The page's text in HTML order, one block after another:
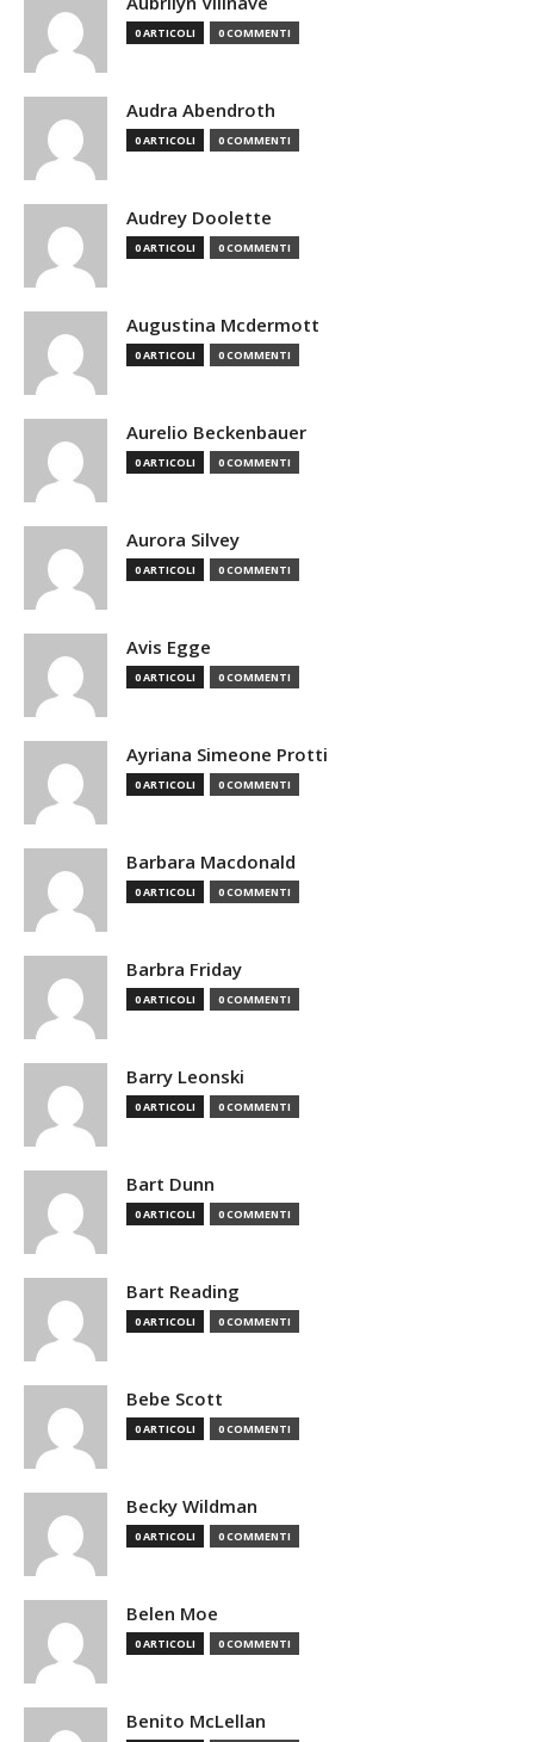
0 ARTICOLI 0 COMMENTI
Audra Abendroth
0 ARTICOLI 0 COMMENTI
Audrey Doolette
0 ARTICOLI 0 COMMENTI
Augustina Mcdermott
0 ARTICOLI 0 COMMENTI
Aurelio Beckenbauer
0 ARTICOLI 0 COMMENTI
Aurora Silvey
0 ARTICOLI 0 COMMENTI
Avis Egge
0 ARTICOLI 0 COMMENTI
Ayriana Simeone Protti
0 ARTICOLI 0 COMMENTI
Barbara Macdonald
0 ARTICOLI 0 COMMENTI
Barbra Friday
0 ARTICOLI 0 COMMENTI
Barry Leonski
0 ARTICOLI 0 COMMENTI
Bart Dunn
0 ARTICOLI 0 COMMENTI
Bart Reading
0 ARTICOLI 0 COMMENTI
Bebe Scott
0 ARTICOLI 0 COMMENTI
Becky Wildman
0 ARTICOLI 0 COMMENTI
Belen Moe
0 ARTICOLI 0 COMMENTI
Benito McLellan